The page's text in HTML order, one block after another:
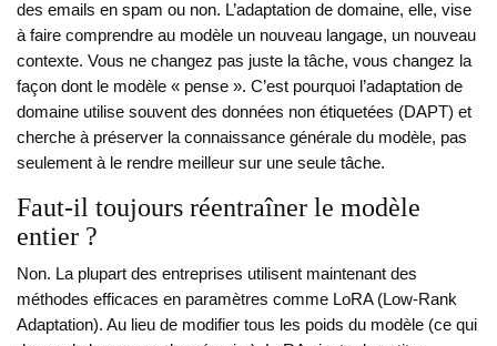
des emails en spam ou non. L’adaptation de domaine, elle, vise
à faire comprendre au modèle un nouveau langage, un nouveau
contexte. Vous ne changez pas juste la tâche, vous changez la
façon dont le modèle « pense ». C’est pourquoi l’adaptation de
domaine utilise souvent des données non étiquetées (DAPT) et
cherche à préserver la connaissance générale du modèle, pas
seulement à le rendre meilleur sur une seule tâche.
Faut-il toujours réentraîner le modèle
entier ?
Non. La plupart des entreprises utilisent maintenant des
méthodes efficaces en paramètres comme LoRA (Low-Rank
Adaptation). Au lieu de modifier tous les poids du modèle (ce qui